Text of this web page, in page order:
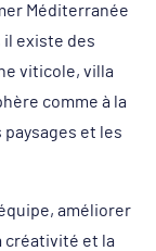
Méditerranée
il existe des
viticole, villa
comme à la
et les
améliorer
créativité et la